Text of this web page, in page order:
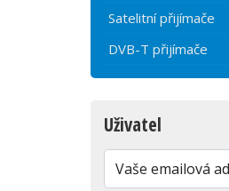
Satelitní přijímače
DVB-T přijímače
Uživatel